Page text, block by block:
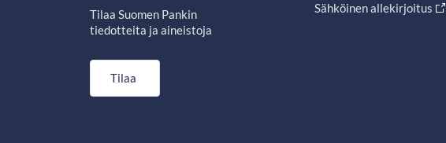
Tilaa Suomen Pankin
tiedotteita ja aineistoja
Tilaa
Sähköinen allekirjoitus